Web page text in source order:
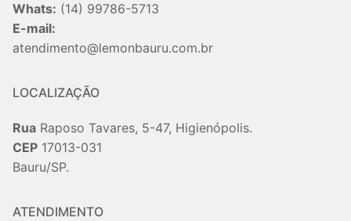
Whats: (14) 99786-5713
E-mail:
atendimento@lemonbauru.com.br
LOCALIZAÇÃO
Rua Raposo Tavares, 5-47, Higienópolis.
CEP 17013-031
Bauru/SP.
ATENDIMENTO